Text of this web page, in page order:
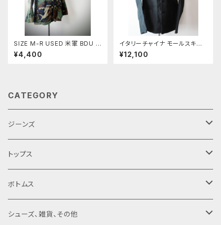
SIZE M-R USED 米軍 BDU J
ACKET ウッドランドカモ 前期
型 ノンリップ(5)
¥4,400
イタリーチャイナ モールスキン
ジャケット
¥12,100
CATEGORY
ジーンズ
デニムパンツ
デニムジャケット
トップス
ヴィンテージ
デッドストック
現行‥レプリカ
ボトムス
ヴィンテージ
シューズ、雑貨、その他